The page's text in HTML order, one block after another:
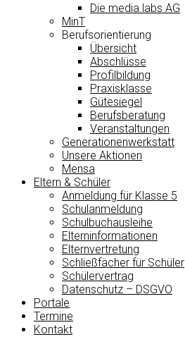
Die media.labs AG
MinT
Berufsorientierung
Übersicht
Abschlüsse
Profilbildung
Praxisklasse
Gütesiegel
Berufsberatung
Veranstaltungen
Generationenwerkstatt
Unsere Aktionen
Mensa
Eltern & Schüler
Anmeldung für Klasse 5
Schulanmeldung
Schulbuchausleihe
Elterninformationen
Elternvertretung
Schließfächer für Schüler
Schülervertrag
Datenschutz – DSGVO
Portale
Termine
Kontakt